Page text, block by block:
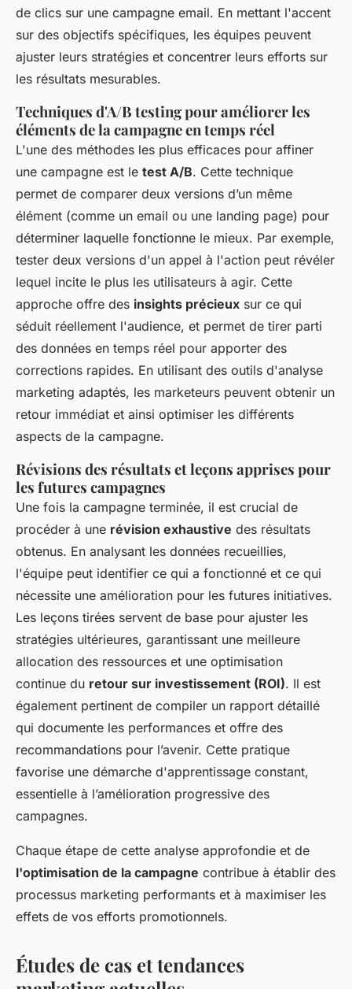
de clics sur une campagne email. En mettant l'accent
sur des objectifs spécifiques, les équipes peuvent
ajuster leurs stratégies et concentrer leurs efforts sur
les résultats mesurables.
Techniques d'A/B testing pour améliorer les
éléments de la campagne en temps réel
L'une des méthodes les plus efficaces pour affiner
une campagne est le test A/B. Cette technique
permet de comparer deux versions d’un même
élément (comme un email ou une landing page) pour
déterminer laquelle fonctionne le mieux. Par exemple,
tester deux versions d'un appel à l'action peut révéler
lequel incite le plus les utilisateurs à agir. Cette
approche offre des insights précieux sur ce qui
séduit réellement l'audience, et permet de tirer parti
des données en temps réel pour apporter des
corrections rapides. En utilisant des outils d'analyse
marketing adaptés, les marketeurs peuvent obtenir un
retour immédiat et ainsi optimiser les différents
aspects de la campagne.
Révisions des résultats et leçons apprises pour
les futures campagnes
Une fois la campagne terminée, il est crucial de
procéder à une révision exhaustive des résultats
obtenus. En analysant les données recueillies,
l'équipe peut identifier ce qui a fonctionné et ce qui
nécessite une amélioration pour les futures initiatives.
Les leçons tirées servent de base pour ajuster les
stratégies ultérieures, garantissant une meilleure
allocation des ressources et une optimisation
continue du retour sur investissement (ROI). Il est
également pertinent de compiler un rapport détaillé
qui documente les performances et offre des
recommandations pour l’avenir. Cette pratique
favorise une démarche d'apprentissage constant,
essentielle à l’amélioration progressive des
campagnes.
Chaque étape de cette analyse approfondie et de
l'optimisation de la campagne contribue à établir des
processus marketing performants et à maximiser les
effets de vos efforts promotionnels.
Études de cas et tendances